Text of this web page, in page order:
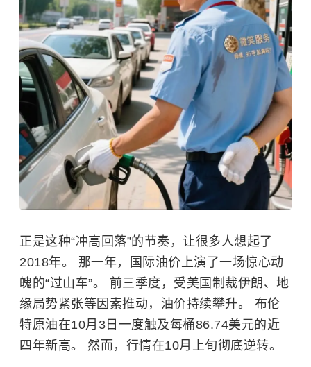
正是这种“冲高回落”的节奏，让很多人想起了
2018年。 那一年，国际油价上演了一场惊心动
魄的“过山车”。 前三季度，受美国制裁伊朗、地
缘局势紧张等因素推动，油价持续攀升。 布伦
特原油在10月3日一度触及每桶86.74美元的近
四年新高。 然而，行情在10月上旬彻底逆转。